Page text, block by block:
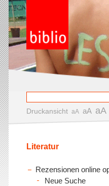
Druckansicht aA aA aA
Literatur
Rezensionen online
Neue Suche